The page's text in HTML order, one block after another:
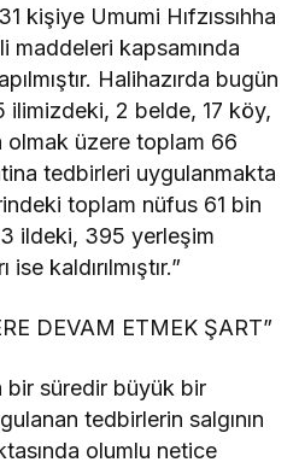
kişiye Umumi Hıfzıssıhha
maddeleri kapsamında
Halihazırda bugün
ilimizdeki, 2 belde, 17 köy,
olmak üzere toplam 66
tedbirleri uygulanmakta
toplam nüfus 61 bin
ildeki, 395 yerleşim
kaldırılmıştır.”
DEVAM ETMEK ŞART”
bir süredir büyük bir
tedbirlerin salgının
olumlu netice